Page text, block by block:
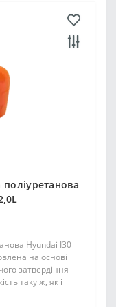
поліуретанова
Hyundai I30
на основі
затвердіння
таку ж, як і